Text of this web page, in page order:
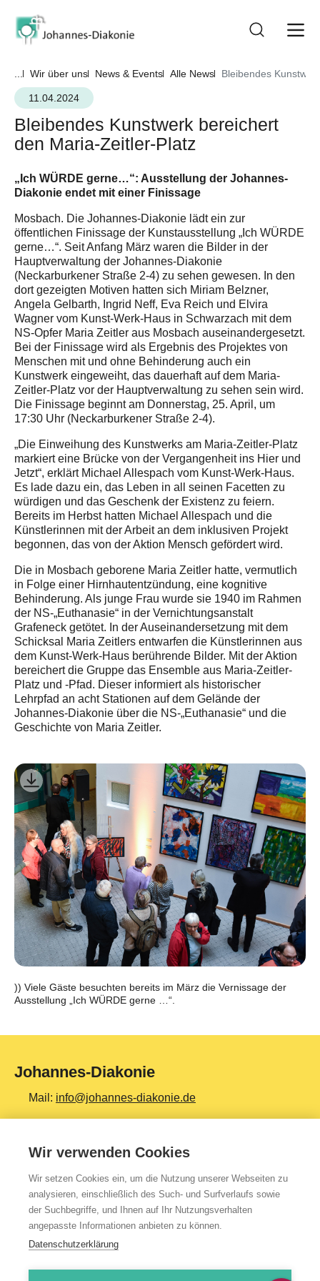
... Wir über uns News & Events Alle News
Bleibendes
11.04.2024
Bleibendes Kunstwerk bereichert
den Maria-Zeitler-Platz
„Ich WÜRDE gerne…“: Ausstellung der Johannes-
Diakonie endet mit einer Finissage
Mosbach. Die Johannes-Diakonie lädt ein zur
öffentlichen Finissage der Kunstausstellung „Ich WÜRDE
gerne…“. Seit Anfang März waren die Bilder in der
Hauptverwaltung der Johannes-Diakonie
(Neckarburkener Straße 2-4) zu sehen gewesen. In den
dort gezeigten Motiven hatten sich Miriam Belzner,
Angela Gelbarth, Ingrid Neff, Eva Reich und Elvira
Wagner vom Kunst-Werk-Haus in Schwarzach mit dem
NS-Opfer Maria Zeitler aus Mosbach auseinandergesetzt.
Bei der Finissage wird als Ergebnis des Projektes von
Menschen mit und ohne Behinderung auch ein
Kunstwerk eingeweiht, das dauerhaft auf dem Maria-
Zeitler-Platz vor der Hauptverwaltung zu sehen sein wird.
Die Finissage beginnt am Donnerstag, 25. April, um
17:30 Uhr (Neckarburkener Straße 2-4).
„Die Einweihung des Kunstwerks am Maria-Zeitler-Platz
markiert eine Brücke von der Vergangenheit ins Hier und
Jetzt“, erklärt Michael Allespach vom Kunst-Werk-Haus.
Es lade dazu ein, das Leben in all seinen Facetten zu
würdigen und das Geschenk der Existenz zu feiern.
Bereits im Herbst hatten Michael Allespach und die
Künstlerinnen mit der Arbeit an dem inklusiven Projekt
begonnen, das von der Aktion Mensch gefördert wird.
Die in Mosbach geborene Maria Zeitler hatte, vermutlich
in Folge einer Hirnhautentzündung, eine kognitive
Behinderung. Als junge Frau wurde sie 1940 im Rahmen
der NS-„Euthanasie“ in der Vernichtungsanstalt
Grafeneck getötet. In der Auseinandersetzung mit dem
Schicksal Maria Zeitlers entwarfen die Künstlerinnen aus
dem Kunst-Werk-Haus berührende Bilder. Mit der Aktion
bereichert die Gruppe das Ensemble aus Maria-Zeitler-
Platz und -Pfad. Dieser informiert als historischer
Lehrpfad an acht Stationen auf dem Gelände der
Johannes-Diakonie über die NS-„Euthanasie“ und die
Geschichte von Maria Zeitler.
)) Viele Gäste besuchten bereits im März die Vernissage der
Ausstellung „Ich WÜRDE gerne …“.
Johannes-Diakonie
Mail: info@johannes-diakonie.de
Tel:06261 - 88-0
Top Themen
Teilhabe & Assistenz
Altenpflege
Gesundheit & Kliniken
Wir verwenden Cookies
Wir setzen Cookies ein, um die Nutzung unserer Webseiten zu
analysieren, einschließlich des Such- und Surfverlaufs sowie
der Suchbegriffe, und Ihnen auf Ihr Nutzungsverhalten
angepasste Informationen anbieten zu können.
Datenschutzerklärung